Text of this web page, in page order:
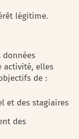
légitime.
données
activité, elles
de :
et des stagiaires
des